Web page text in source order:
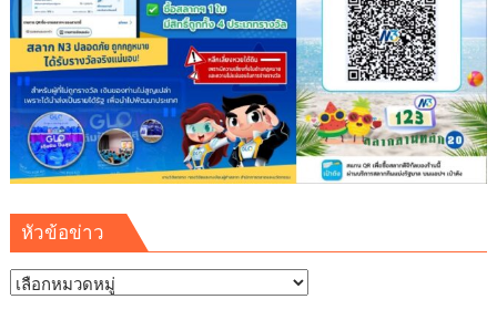
เยาวชน
จัดการ
สิ่ง
แวดล้อม
ปลอดภัย
ยั่งยืน
หัวข้อข่าว
หัวข้อ